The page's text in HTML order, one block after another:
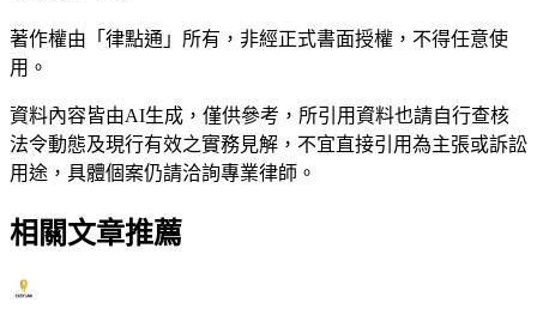
著作權由「律點通」所有，非經正式書面授權，不得任意使
用。
資料內容皆由AI生成，僅供參考，所引用資料也請自行查核
法令動態及現行有效之實務見解，不宜直接引用為主張或訴訟
用途，具體個案仍請洽詢專業律師。
相關文章推薦